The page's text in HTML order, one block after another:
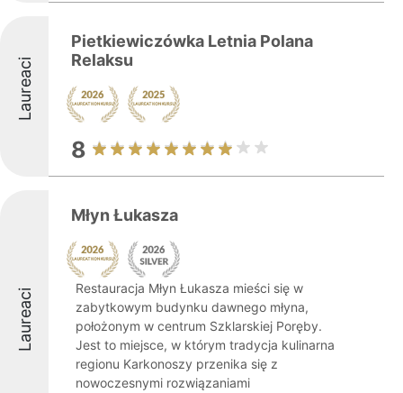
Laureaci
Pietkiewiczówka Letnia Polana
Relaksu
8
Laureaci
Młyn Łukasza
Restauracja Młyn Łukasza mieści się w
zabytkowym budynku dawnego młyna,
położonym w centrum Szklarskiej Poręby.
Jest to miejsce, w którym tradycja kulinarna
regionu Karkonoszy przenika się z
nowoczesnymi rozwiązaniami